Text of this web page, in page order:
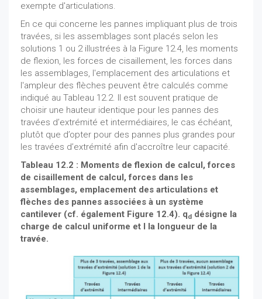
exempte d'articulations.
En ce qui concerne les pannes impliquant plus de trois
travées, si les assemblages sont placés selon les
solutions 1 ou 2 illustrées à la Figure 12.4, les moments
de flexion, les forces de cisaillement, les forces dans
les assemblages, l'emplacement des articulations et
l'ampleur des flèches peuvent être calculés comme
indiqué au Tableau 12.2. Il est souvent pratique de
choisir une hauteur identique pour les pannes des
travées d’extrémité et intermédiaires, le cas échéant,
plutôt que d’opter pour des pannes plus grandes pour
les travées d’extrémité afin d'accroître leur capacité.
Tableau 12.2 : Moments de flexion de calcul, forces
de cisaillement de calcul, forces dans les
assemblages, emplacement des articulations et
flèches des pannes associées à un système
cantilever (cf. également Figure 12.4). qd désigne la
charge de calcul uniforme et l la longueur de la
travée.